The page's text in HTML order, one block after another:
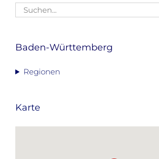
Suche
nach:
Baden-Württemberg
Regionen
Karte